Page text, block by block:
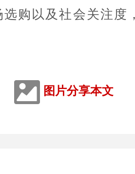
选购以及社会关注度
图片分享本文